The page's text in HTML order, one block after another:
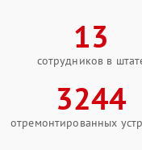
13
сотрудников в
3244
отремонтированных